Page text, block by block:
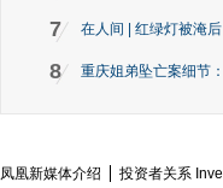
7 在人间 | 红绿灯被淹
8 重庆姐弟坠亡案细节
凤凰新媒体介绍 投资者关系